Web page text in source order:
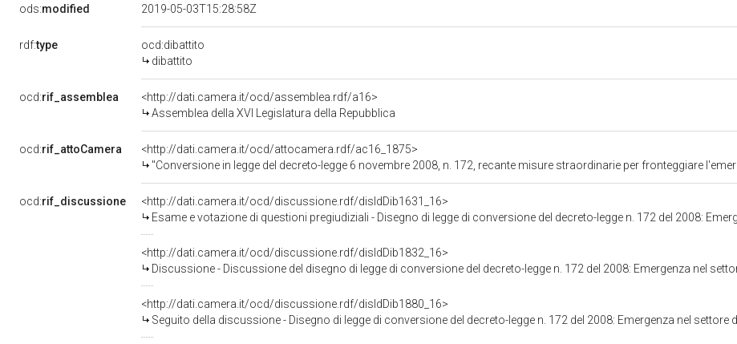
ods:modified 2019-05-03T15:28:58Z
rdf:type
ocd:dibattito
dibattito
ocd:rif_assemblea
<http://dati.camera.it/ocd/assemblea.rdf/a16>
Assemblea della XVI Legislatura della Repubblica
ocd:rif_attoCamera
<http://dati.camera.it/ocd/attocamera.rdf/ac16_1875>
"Conversione in legge del decreto-legge 6 novembre 2008, n. 172, recante misure straordinarie per fronteggiare l'emergenza nel settore dello
ocd:rif_discussione
<http://dati.camera.it/ocd/discussione.rdf/disIdDib1631_16>
Esame e votazione di questioni pregiudiziali - Disegno di legge di conversione del decreto-legge n. 172 del 2008: Emergenza
<http://dati.camera.it/ocd/discussione.rdf/disIdDib1832_16>
Discussione - Discussione del disegno di legge di conversione del decreto-legge n. 172 del 2008: Emergenza nel
<http://dati.camera.it/ocd/discussione.rdf/disIdDib1880_16>
Seguito della discussione - Disegno di legge di conversione del decreto-legge n. 172 del 2008: Emergenza nel